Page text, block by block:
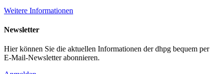
Weitere Informationen
Newsletter
Hier können Sie die aktuellen Informationen der dhpg bequem per
E-Mail-Newsletter abonnieren.